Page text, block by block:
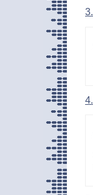
3.
4.